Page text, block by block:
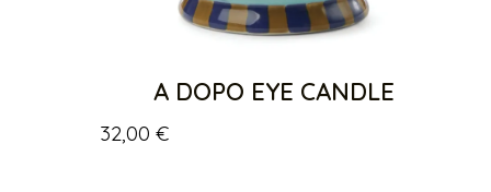
A DOPO EYE CANDLE
32,00 €